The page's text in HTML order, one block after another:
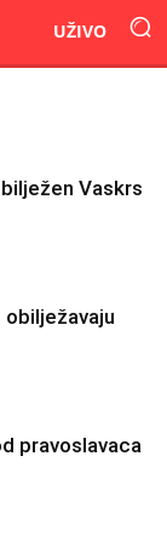
UŽIVO
Vaskrs
obilježavaju
pravoslavaca